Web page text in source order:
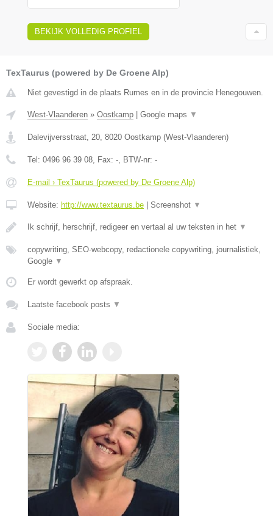
BEKIJK VOLLEDIG PROFIEL
TexTaurus (powered by De Groene Alp)
Niet gevestigd in de plaats Rumes en in de provincie Henegouwen.
West-Vlaanderen » Oostkamp Google maps ▼
Dalevijversstraat, 20, 8020 Oostkamp (West-Vlaanderen)
Tel: 0496 96 39 08, Fax: -, BTW-nr: -
E-mail › TexTaurus (powered by De Groene Alp)
Website: http://www.textaurus.be Screenshot ▼
Ik schrijf, herschrijf, redigeer en vertaal al uw teksten in het ▼
copywriting, SEO-webcopy, redactionele copywriting, journalistiek,
Google ▼
Er wordt gewerkt op afspraak.
Laatste facebook posts ▼
Sociale media: